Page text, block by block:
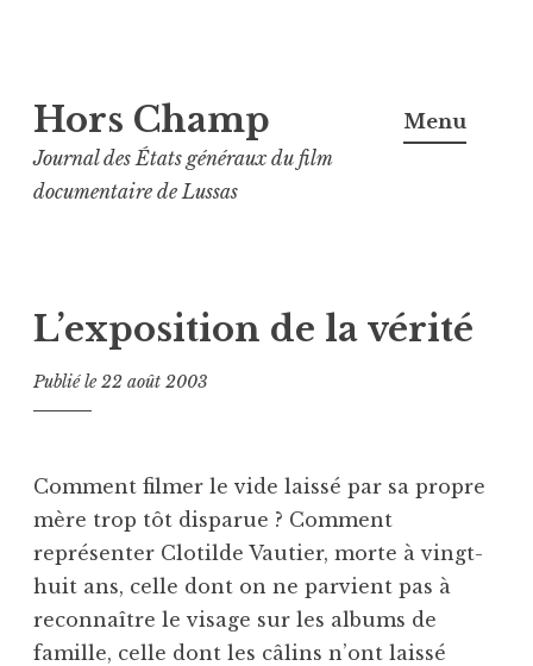
au
contenu
principal
Hors Champ
Journal des États généraux du film
documentaire de Lussas
Menu
L’exposition de la vérité
Publié le22 août 2003
Comment filmer le vide laissé par sa propre
mère trop tôt disparue ? Comment
représenter Clotilde Vautier, morte à vingt-
huit ans, celle dont on ne parvient pas à
reconnaître le visage sur les albums de
famille, celle dont les câlins n’ont laissé